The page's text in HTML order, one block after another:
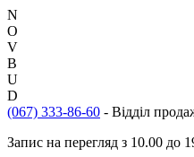
N
O
V
B
U
D
(067) 333-86-60 - Відділ
Запис на перегляд з 10.00 до